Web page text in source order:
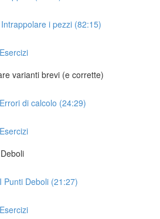
i pezzi (82:15)
varianti brevi (e corrette)
di calcolo (24:29)
Punti Deboli (21:27)